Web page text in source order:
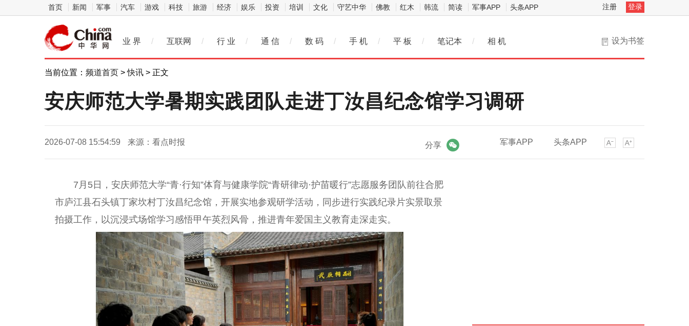
首页 新闻 军事 汽车 游戏 科技 旅游 经济 娱乐 投资 培训 文化 守艺中华 佛教 红木 韩流 简读 军事APP 头条APP 注册 登录
设为书签
业 界 / 互联网 / 行 业 / 通 信 / 数 码 / 手 机 / 平 板 / 笔记本 / 相 机
当前位置： 频道首页 >快讯 > 正文
安庆师范大学暑期实践团队走进丁汝昌纪念馆学习调研
2026-07-08 15:54:59 来源：看点时报 军事APP 头条APP
分享
7月5日，安庆师范大学“青·行知”体育与健康学院“青研律动·护苗暖行”志愿服务团队前往合肥
市庐江县石头镇丁家坎村丁汝昌纪念馆，开展实地参观研学活动，同步进行实践纪录片实景取景
拍摄工作，以沉浸式场馆学习感悟甲午英烈风骨，推进青年爱国主义教育走深走实。